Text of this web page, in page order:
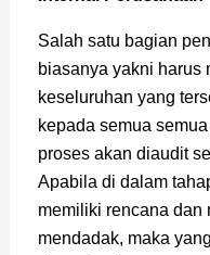
Salah satu bagian
biasanya yakni harus
keseluruhan yang
kepada semua
proses akan diaudit
Apabila di dalam
memiliki rencana dan
mendadak, maka